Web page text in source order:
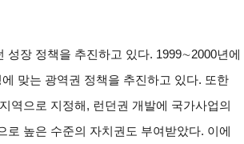
성장 정책을 추진하고 있다. 1999∼2000년에
맞는 광역권 정책을 추진하고 있다. 또한
역으로 지정해, 런던권 개발에 국가사업의
로 높은 수준의 자치권도 부여받았다. 이에